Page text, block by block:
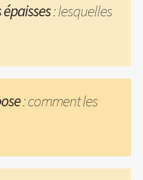
: lesquelles
: comment les